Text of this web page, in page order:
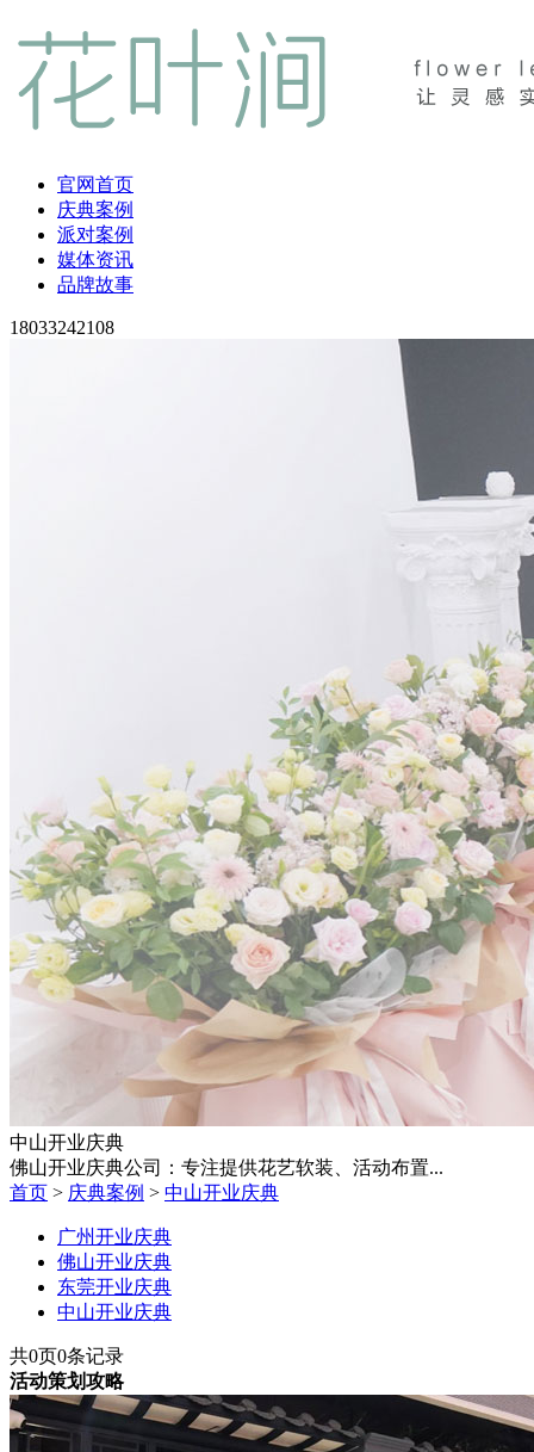
官网首页
庆典案例
派对案例
媒体资讯
品牌故事
18033242108
中山开业庆典
佛山开业庆典公司：专注提供花艺软装、活动布置...
首页 > 庆典案例 > 中山开业庆典
广州开业庆典
佛山开业庆典
东莞开业庆典
中山开业庆典
共0页0条记录
活动策划攻略